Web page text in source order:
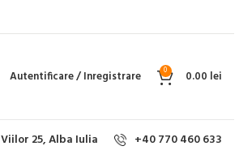
Autentificare / Inregistrare 0 0.00 lei
Viilor 25, Alba Iulia +40 770 460 633